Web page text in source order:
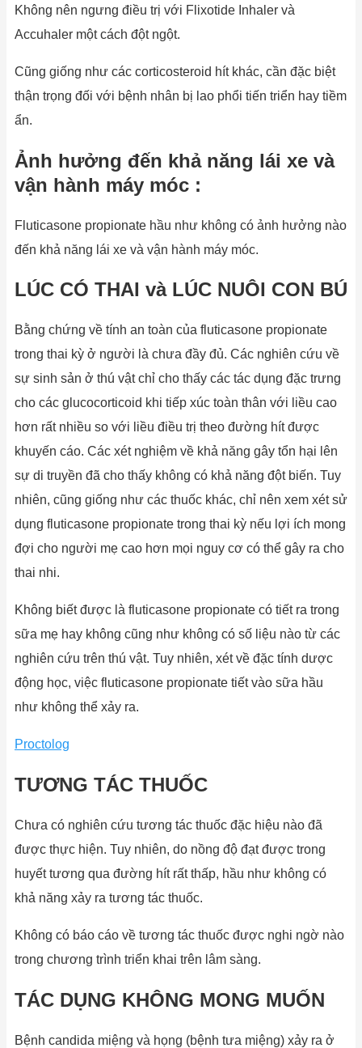
Không nên ngưng điều trị với Flixotide Inhaler và
Accuhaler một cách đột ngột.
Cũng giống như các corticosteroid hít khác, cần đặc biệt
thận trọng đối với bệnh nhân bị lao phổi tiến triển hay tiềm
ẩn.
Ảnh hưởng đến khả năng lái xe và
vận hành máy móc :
Fluticasone propionate hầu như không có ảnh hưởng nào
đến khả năng lái xe và vận hành máy móc.
LÚC CÓ THAI và LÚC NUÔI CON BÚ
Bằng chứng về tính an toàn của fluticasone propionate
trong thai kỳ ở người là chưa đầy đủ. Các nghiên cứu về
sự sinh sản ở thú vật chỉ cho thấy các tác dụng đặc trưng
cho các glucocorticoid khi tiếp xúc toàn thân với liều cao
hơn rất nhiều so với liều điều trị theo đường hít được
khuyến cáo. Các xét nghiệm về khả năng gây tổn hại lên
sự di truyền đã cho thấy không có khả năng đột biến. Tuy
nhiên, cũng giống như các thuốc khác, chỉ nên xem xét sử
dụng fluticasone propionate trong thai kỳ nếu lợi ích mong
đợi cho người mẹ cao hơn mọi nguy cơ có thể gây ra cho
thai nhi.
Không biết được là fluticasone propionate có tiết ra trong
sữa mẹ hay không cũng như không có số liệu nào từ các
nghiên cứu trên thú vật. Tuy nhiên, xét về đặc tính dược
động học, việc fluticasone propionate tiết vào sữa hầu
như không thể xảy ra.
Proctolog
TƯƠNG TÁC THUỐC
Chưa có nghiên cứu tương tác thuốc đặc hiệu nào đã
được thực hiện. Tuy nhiên, do nồng độ đạt được trong
huyết tương qua đường hít rất thấp, hầu như không có
khả năng xảy ra tương tác thuốc.
Không có báo cáo về tương tác thuốc được nghi ngờ nào
trong chương trình triển khai trên lâm sàng.
TÁC DỤNG KHÔNG MONG MUỐN
Bệnh candida miệng và họng (bệnh tưa miệng) xảy ra ở